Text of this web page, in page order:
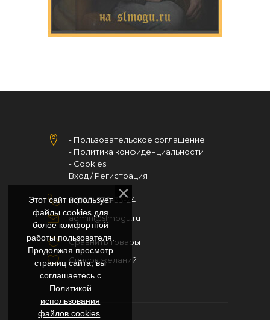
- Пользовательское соглашение
- Политика конфиденциальности
- Cookies
Вход / Регистрация
8 (926) 530-33-24
admin@slmogu.ru
Сравнить товары
Список желаний
Этот сайт использует
файлы cookies для
более комфортной
работы пользователя.
Продолжая просмотр
страниц сайта, вы
соглашаетесь с
Политикой
использования
файлов cookies